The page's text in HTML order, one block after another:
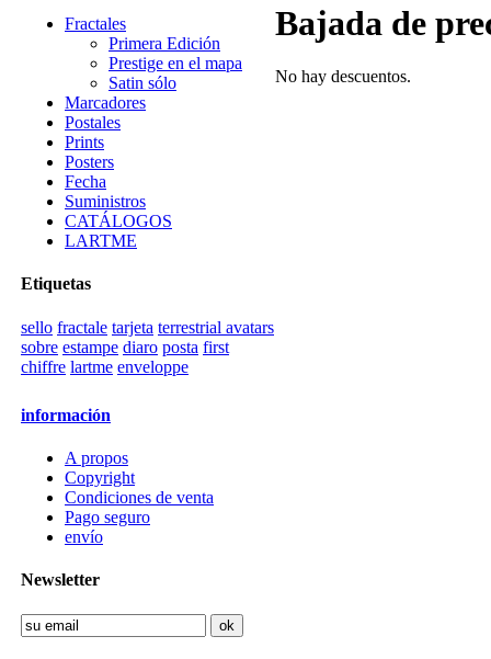
Fractales
Primera Edición
Prestige en el mapa
Satin sólo
Marcadores
Postales
Prints
Posters
Fecha
Suministros
CATÁLOGOS
LARTME
Etiquetas
sello fractale tarjeta terrestrial avatars
sobre estampe diaro posta first
chiffre lartme enveloppe
información
A propos
Copyright
Condiciones de venta
Pago seguro
envío
Newsletter
Bajada de
No hay descuentos.